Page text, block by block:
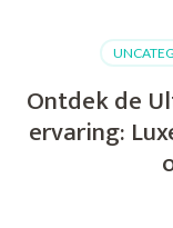
Ontdek de
ervaring: